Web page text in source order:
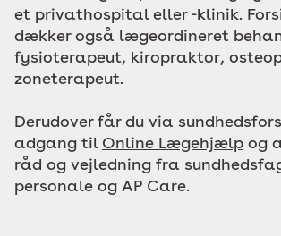
et privathospital eller -klinik.
dækker også lægeordineret
fysioterapeut, kiropraktor,
zoneterapeut.
Derudover får du via
adgang til Online Lægehjælp og
råd og vejledning fra
personale og AP Care.